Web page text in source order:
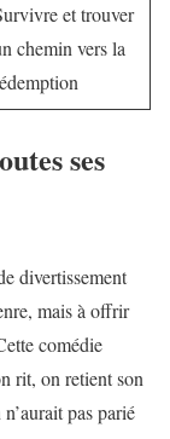
et trouver
chemin vers la
ses
divertissement
mais à offrir
comédie
rit, on retient son
pas parié